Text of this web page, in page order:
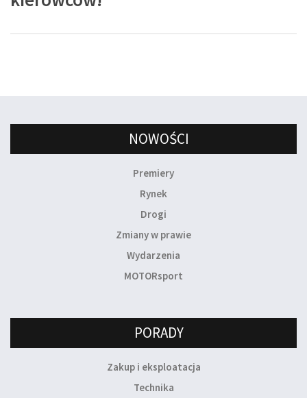
NOWOŚCI
Premiery
Rynek
Drogi
Zmiany w prawie
Wydarzenia
MOTORsport
PORADY
Zakup i eksploatacja
Technika